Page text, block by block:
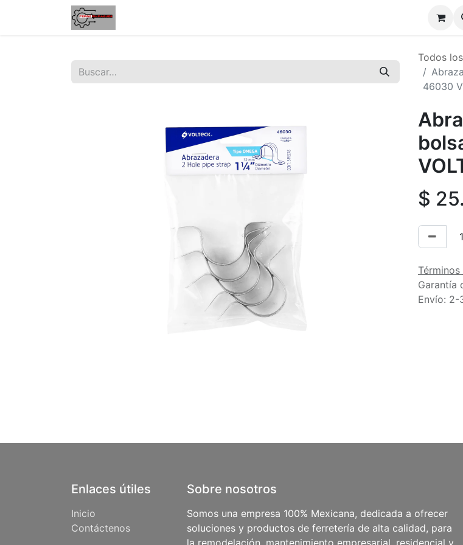
Todos
46030
$
Garantía
Envío: 2-
Enlaces útiles
Inicio
Contáctenos
Sobre nosotros
Somos una empresa 100% Mexicana, dedicada a ofrecer
soluciones y productos de ferretería de alta calidad, para
la remodelación, mantenimiento empresarial, residencial y